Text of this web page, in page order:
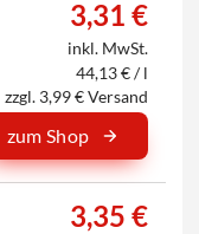
3,31 €
inkl. MwSt.
44,13 € / l
zzgl. 3,99 € Versand
zum Shop
3,35 €